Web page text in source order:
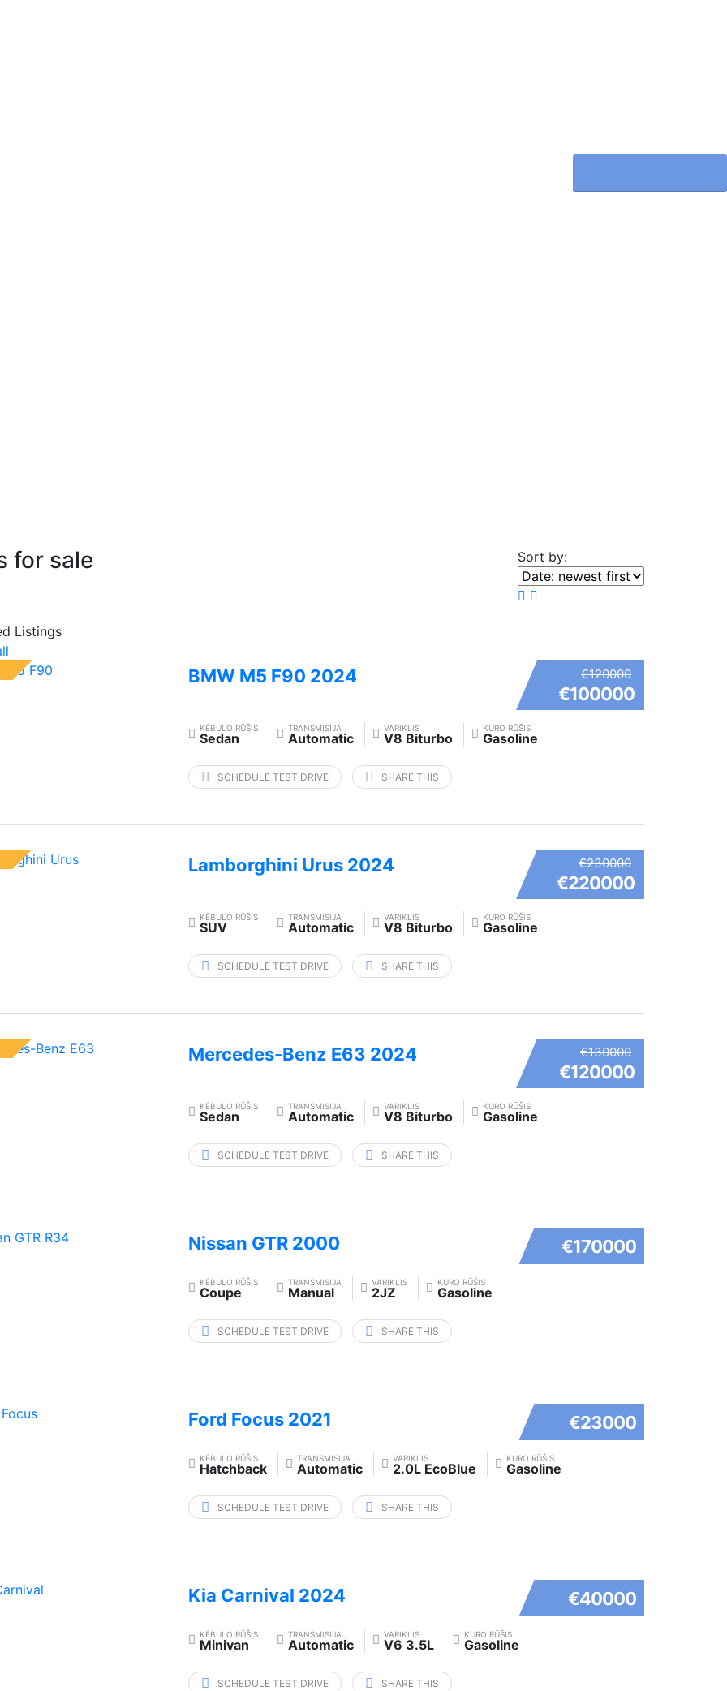
for sale Sort by:
Listings
€120000
€100000
BMW M5 F90 2024
KĖBULO RŪŠIS
Sedan
TRANSMISIJA
Automatic
VARIKLIS
V8 Biturbo
KURO RŪŠIS
Gasoline
SCHEDULE TEST DRIVE SHARE THIS
€230000
€220000
Lamborghini Urus 2024
KĖBULO RŪŠIS
SUV
TRANSMISIJA
Automatic
VARIKLIS
V8 Biturbo
KURO RŪŠIS
Gasoline
SCHEDULE TEST DRIVE SHARE THIS
€130000
€120000
Mercedes-Benz E63 2024
KĖBULO RŪŠIS
Sedan
TRANSMISIJA
Automatic
VARIKLIS
V8 Biturbo
KURO RŪŠIS
Gasoline
SCHEDULE TEST DRIVE SHARE THIS
€170000
Nissan GTR 2000
KĖBULO RŪŠIS
Coupe
TRANSMISIJA
Manual
VARIKLIS
2JZ
KURO RŪŠIS
Gasoline
SCHEDULE TEST DRIVE SHARE THIS
€23000
Ford Focus 2021
KĖBULO RŪŠIS
Hatchback
TRANSMISIJA
Automatic
VARIKLIS
2.0L EcoBlue
KURO RŪŠIS
Gasoline
SCHEDULE TEST DRIVE SHARE THIS
€40000
Kia Carnival 2024
KĖBULO RŪŠIS
Minivan
TRANSMISIJA
Automatic
VARIKLIS
V6 3.5L
KURO RŪŠIS
Gasoline
SCHEDULE TEST DRIVE SHARE THIS